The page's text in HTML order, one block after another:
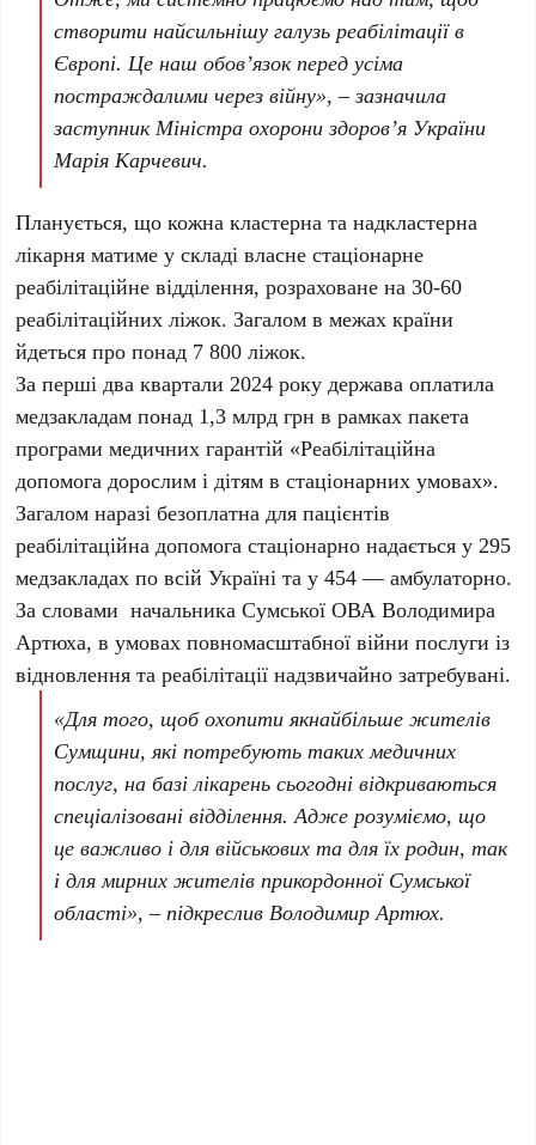
створити найсильнішу галузь реабілітації в
Європі. Це наш обовʼязок перед усіма
постраждалими через війну», – зазначила
заступник Міністра охорони здоров’я України
Марія Карчевич.
Планується, що кожна кластерна та надкластерна
лікарня матиме у складі власне стаціонарне
реабілітаційне відділення, розраховане на 30-60
реабілітаційних ліжок. Загалом в межах країни
йдеться про понад 7 800 ліжок.
За перші два квартали 2024 року держава оплатила
медзакладам понад 1,3 млрд грн в рамках пакета
програми медичних гарантій «Реабілітаційна
допомога дорослим і дітям в стаціонарних умовах».
Загалом наразі безоплатна для пацієнтів
реабілітаційна допомога стаціонарно надається у 295
медзакладах по всій Україні та у 454 — амбулаторно.
За словами начальника Сумської ОВА Володимира
Артюха, в умовах повномасштабної війни послуги із
відновлення та реабілітації надзвичайно затребувані.
«Для того, щоб охопити якнайбільше жителів
Сумщини, які потребують таких медичних
послуг, на базі лікарень сьогодні відкриваються
спеціалізовані відділення. Адже розуміємо, що
це важливо і для військових та для їх родин, так
і для мирних жителів прикордонної Сумської
області», – підкреслив Володимир Артюх.